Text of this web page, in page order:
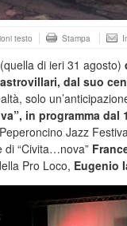
testo Stampa
(quella di ieri 31 agosto)
dal suo
solo
in programma dal
Jazz
di “Civita…nova”
Pro Loco, Eugenio